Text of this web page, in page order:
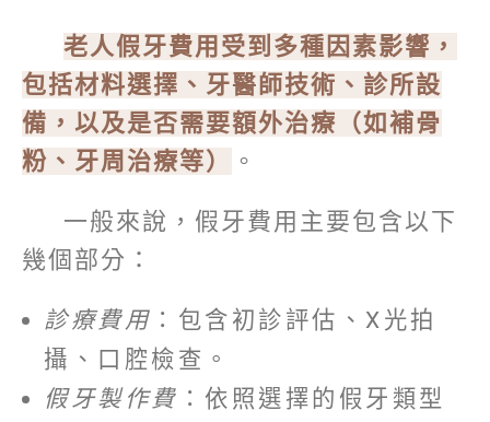
老人假牙費用受到多種因素影響，
包括材料選擇、牙醫師技術、診所設
備，以及是否需要額外治療（如補骨
粉、牙周治療等）
。
一般來說，假牙費用主要包含以下
幾個部分：
診療費用 ：包含初診評估、X光拍
攝、口腔檢查。
假牙製作費 ：依照選擇的假牙類型